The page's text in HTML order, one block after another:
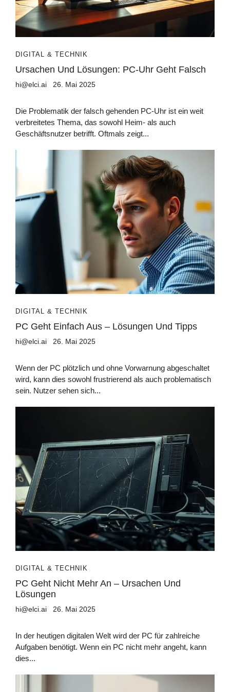
DIGITAL & TECHNIK
Ursachen Und Lösungen: PC-Uhr Geht Falsch
hi@elci.ai 26. Mai 2025
Die Problematik der falsch gehenden PC-Uhr ist ein weit
verbreitetes Thema, das sowohl Heim- als auch
Geschäftsnutzer betrifft. Oftmals zeigt...
DIGITAL & TECHNIK
PC Geht Einfach Aus – Lösungen Und Tipps
hi@elci.ai 26. Mai 2025
Wenn der PC plötzlich und ohne Vorwarnung abgeschaltet
wird, kann dies sowohl frustrierend als auch problematisch
sein. Nutzer sehen sich...
DIGITAL & TECHNIK
PC Geht Nicht Mehr An – Ursachen Und
Lösungen
hi@elci.ai 26. Mai 2025
In der heutigen digitalen Welt wird der PC für zahlreiche
Aufgaben benötigt. Wenn ein PC nicht mehr angeht, kann
dies...